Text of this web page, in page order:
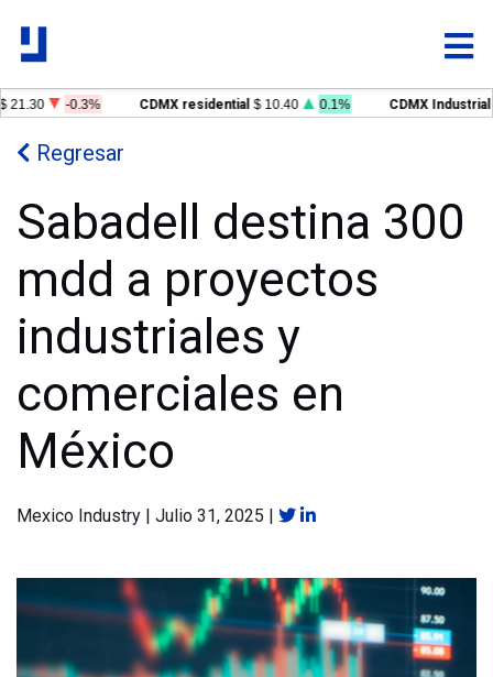
21.30 -0.3% CDMX residential $ 10.40 0.1% CDMX Industrial
Regresar
Sabadell destina 300
mdd a proyectos
industriales y
comerciales en
México
Mexico Industry | Julio 31, 2025 |